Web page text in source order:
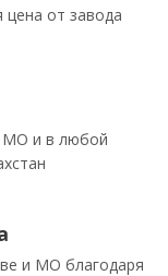
цена от завода
МО и в любой
и МО благодаря